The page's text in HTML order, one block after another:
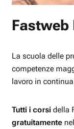
Fastweb
La scuola delle
competenze
lavoro in
Tutti i corsi della
gratuitamente